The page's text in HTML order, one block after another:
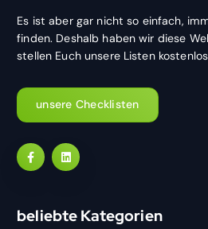
Es ist aber gar nicht so einfach,
finden. Deshalb haben wir diese
stellen Euch unsere Listen
unsere Checklisten
beliebte Kategorien